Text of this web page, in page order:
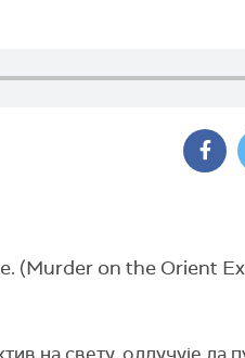
(Murder on the Orient
на свету, одлучује да